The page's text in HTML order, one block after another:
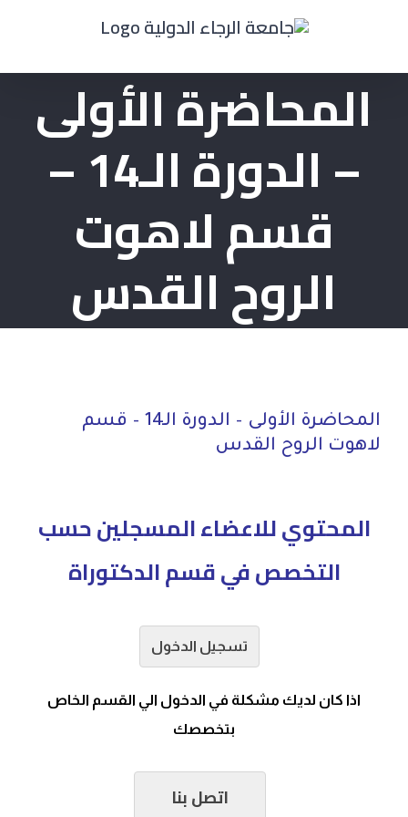
contentالمحاضرة الأولى
– الدورة الـ14 –
قسم لاهوت
الروح القدس
المحاضرة الأولى – الدورة الـ14 – قسم
لاهوت الروح القدس
المحتوي للاعضاء المسجلين حسب
التخصص في قسم الدكتوراة
تسجيل الدخول
اذا كان لديك مشكلة في الدخول الي القسم الخاص
بتخصصك
اتصل بنا